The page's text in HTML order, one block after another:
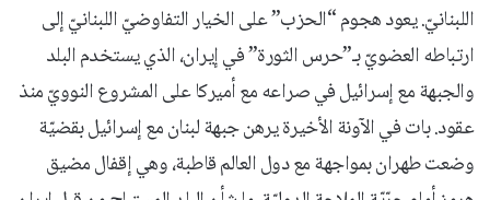
اللبنانيّ. يعود هجوم “الحزب” على الخيار التفاوضيّ اللبنانيّ إلى
ارتباطه العضويّ بـ”حرس الثورة” في إيران، الذي يستخدم البلد
والجبهة مع إسرائيل في صراعه مع أميركا على المشروع النوويّ منذ
عقود. بات في الآونة الأخيرة يرهن جبهة لبنان مع إسرائيل بقضيّة
وضعت طهران بمواجهة مع دول العالم قاطبة، وهي إقفال مضيق